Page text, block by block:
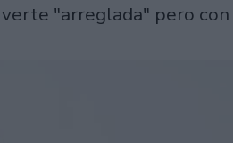
"arreglada" pero con